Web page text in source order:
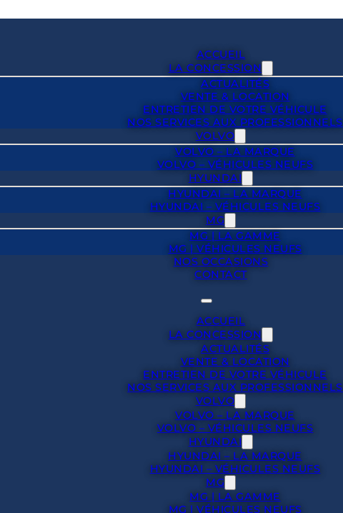
ACCUEIL
LA CONCESSION
ACTUALITÉS
VENTE & LOCATION
ENTRETIEN DE VOTRE VÉHICULE
NOS SERVICES AUX PROFESSIONNELS
VOLVO
VOLVO – LA MARQUE
VOLVO – VÉHICULES NEUFS
HYUNDAI
HYUNDAI – LA MARQUE
HYUNDAI – VÉHICULES NEUFS
MG
MG | LA GAMME
MG | VÉHICULES NEUFS
NOS OCCASIONS
CONTACT
ACCUEIL
LA CONCESSION
ACTUALITÉS
VENTE & LOCATION
ENTRETIEN DE VOTRE VÉHICULE
NOS SERVICES AUX PROFESSIONNELS
VOLVO
VOLVO – LA MARQUE
VOLVO – VÉHICULES NEUFS
HYUNDAI
HYUNDAI – LA MARQUE
HYUNDAI – VÉHICULES NEUFS
MG
MG | LA GAMME
MG | VÉHICULES NEUFS